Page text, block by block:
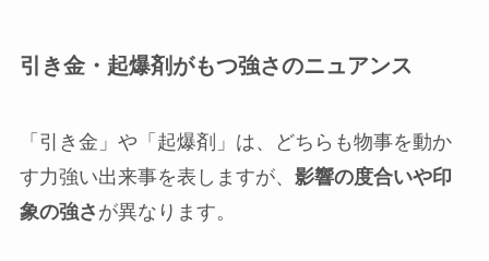
引き金・起爆剤がもつ強さのニュアンス
「引き金」や「起爆剤」は、どちらも物事を動か
す力強い出来事を表しますが、 影響の度合いや印
象の強さ が異なります。